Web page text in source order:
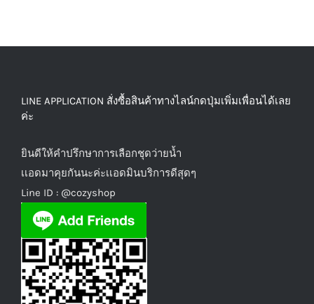
LINE APPLICATION สั่งซื้อสินค้าทางไลน์กดปุ่มเพิ่มเพื่อนได้เลย
ค่ะ
ยินดีให้คำปรึกษาการเลือกชุดว่ายน้ำ
เเอดมาคุยกันนะค่ะเเอดมินบริการดีสุดๆ
Line ID : @cozyshop